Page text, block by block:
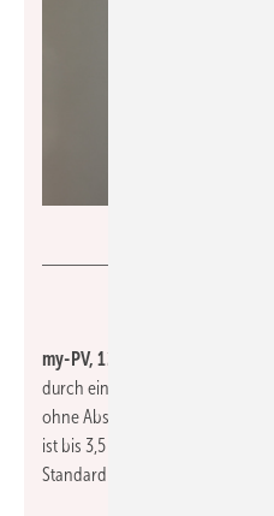
my-PV, 12.1-B61:
durch eine Trennung von
ohne Abstimmung mit dem
ist bis 3,5 kW stufenlos regelbar
Standardheizstab bis 3 kW